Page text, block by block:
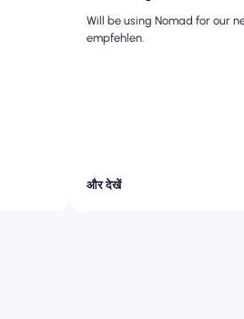
Will be using Nomad for our
empfehlen.
और देखें